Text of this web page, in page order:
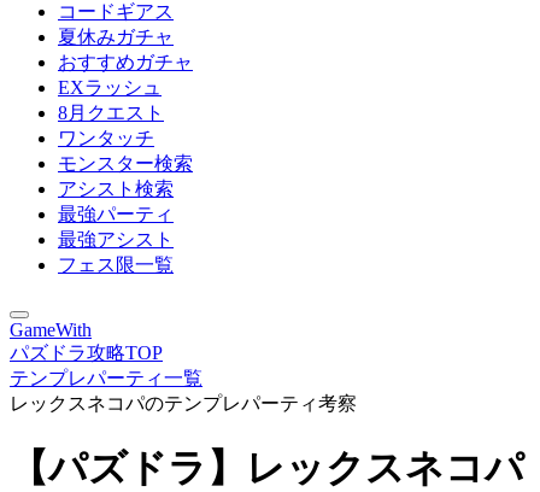
コードギアス
夏休みガチャ
おすすめガチャ
EXラッシュ
8月クエスト
ワンタッチ
モンスター検索
アシスト検索
最強パーティ
最強アシスト
フェス限一覧
GameWith
パズドラ攻略TOP
テンプレパーティ一覧
レックスネコパのテンプレパーティ考察
【パズドラ】レックスネコパ